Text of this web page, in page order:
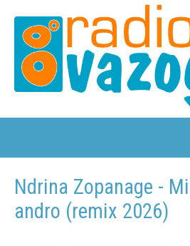
Ndrina Zopanage -
andro (remix 2026)